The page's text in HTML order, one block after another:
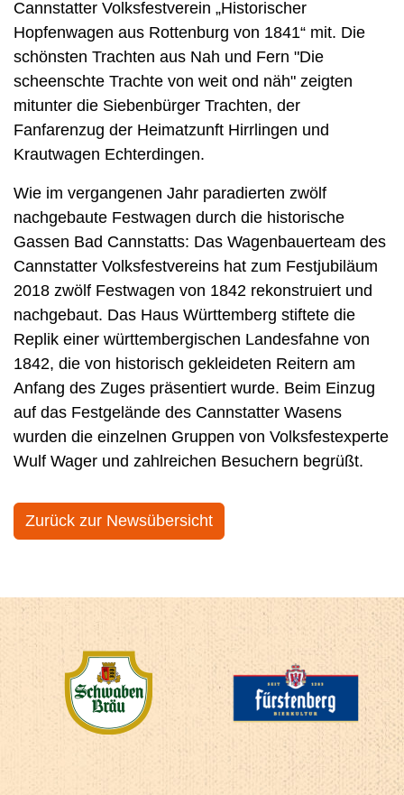
Cannstatter Volksfestverein „Historischer
Hopfenwagen aus Rottenburg von 1841“ mit. Die
schönsten Trachten aus Nah und Fern "Die
scheenschte Trachte von weit ond näh" zeigten
mitunter die Siebenbürger Trachten, der
Fanfarenzug der Heimatzunft Hirrlingen und
Krautwagen Echterdingen.
Wie im vergangenen Jahr paradierten zwölf
nachgebaute Festwagen durch die historische
Gassen Bad Cannstatts: Das Wagenbauerteam des
Cannstatter Volksfestvereins hat zum Festjubiläum
2018 zwölf Festwagen von 1842 rekonstruiert und
nachgebaut. Das Haus Württemberg stiftete die
Replik einer württembergischen Landesfahne von
1842, die von historisch gekleideten Reitern am
Anfang des Zuges präsentiert wurde. Beim Einzug
auf das Festgelände des Cannstatter Wasens
wurden die einzelnen Gruppen von Volksfestexperte
Wulf Wager und zahlreichen Besuchern begrüßt.
Zurück zur Newsübersicht